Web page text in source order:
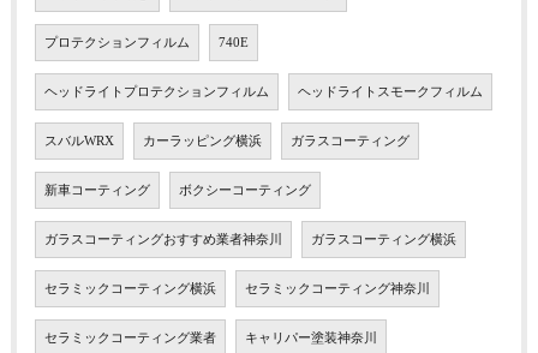
プロテクションフィルム 740E
ヘッドライトプロテクションフィルム ヘッドライトスモークフィルム
スバルWRX カーラッピング横浜 ガラスコーティング
新車コーティング ボクシーコーティング
ガラスコーティングおすすめ業者神奈川 ガラスコーティング横浜
セラミックコーティング横浜 セラミックコーティング神奈川
セラミックコーティング業者 キャリパー塗装神奈川